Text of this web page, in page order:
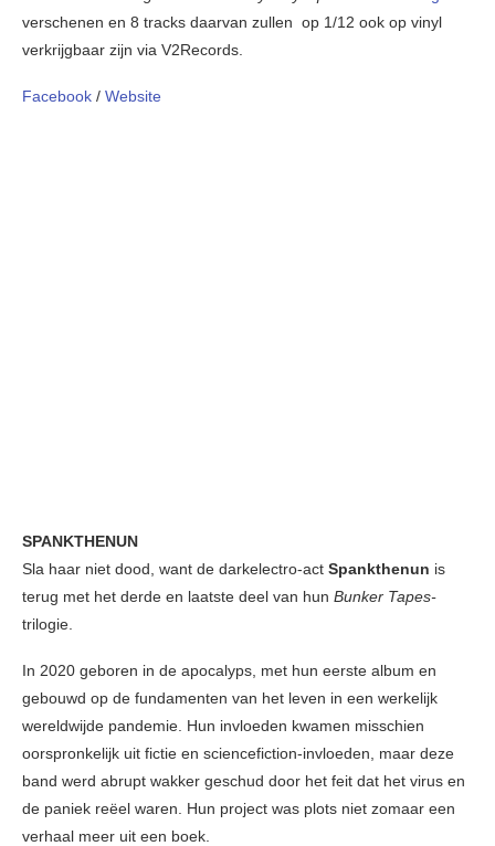
verschenen en 8 tracks daarvan zullen op 1/12 ook op vinyl
verkrijgbaar zijn via V2Records.
Facebook / Website
SPANKTHENUN
Sla haar niet dood, want de darkelectro-act Spankthenun is
terug met het derde en laatste deel van hun Bunker Tapes-
trilogie.
In 2020 geboren in de apocalyps, met hun eerste album en
gebouwd op de fundamenten van het leven in een werkelijk
wereldwijde pandemie. Hun invloeden kwamen misschien
oorspronkelijk uit fictie en sciencefiction-invloeden, maar deze
band werd abrupt wakker geschud door het feit dat het virus en
de paniek reëel waren. Hun project was plots niet zomaar een
verhaal meer uit een boek.